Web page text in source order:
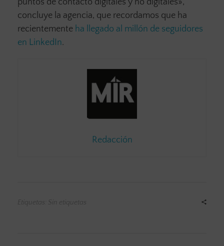
puntos de contacto digitales y no digitales»,
concluye la agencia, que recordamos que ha
recientemente ha llegado al millón de seguidores
en LinkedIn.
Redacción
Etiquetas: Sin etiquetas